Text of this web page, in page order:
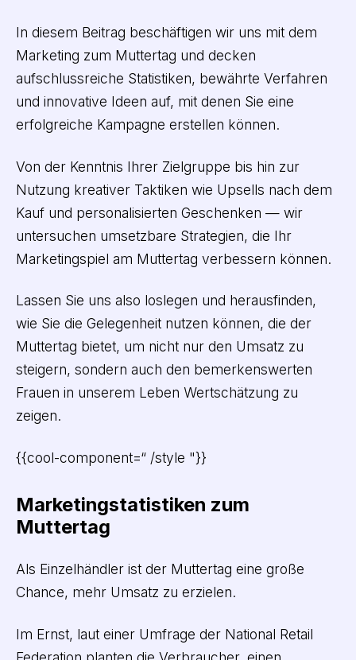
In diesem Beitrag beschäftigen wir uns mit dem
Marketing zum Muttertag und decken
aufschlussreiche Statistiken, bewährte Verfahren
und innovative Ideen auf, mit denen Sie eine
erfolgreiche Kampagne erstellen können.
Von der Kenntnis Ihrer Zielgruppe bis hin zur
Nutzung kreativer Taktiken wie Upsells nach dem
Kauf und personalisierten Geschenken — wir
untersuchen umsetzbare Strategien, die Ihr
Marketingspiel am Muttertag verbessern können.
Lassen Sie uns also loslegen und herausfinden,
wie Sie die Gelegenheit nutzen können, die der
Muttertag bietet, um nicht nur den Umsatz zu
steigern, sondern auch den bemerkenswerten
Frauen in unserem Leben Wertschätzung zu
zeigen.
{{cool-component=“ /style "}}
Marketingstatistiken zum
Muttertag
Als Einzelhändler ist der Muttertag eine große
Chance, mehr Umsatz zu erzielen.
Im Ernst, laut einer Umfrage der National Retail